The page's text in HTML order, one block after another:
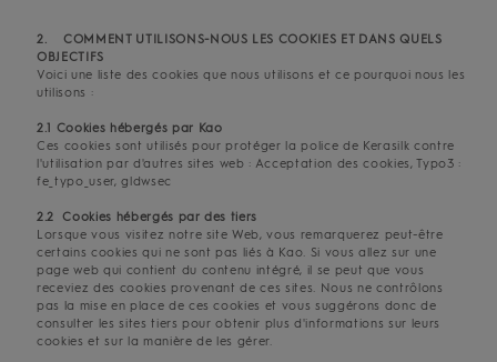
2. COMMENT UTILISONS-NOUS LES COOKIES ET DANS QUELS
OBJECTIFS
Voici une liste des cookies que nous utilisons et ce pourquoi nous les
utilisons :
2.1 Cookies hébergés par Kao
Ces cookies sont utilisés pour protéger la police de Kerasilk contre
l'utilisation par d'autres sites web : Acceptation des cookies, Typo3 :
fe_typo_user, gldwsec
2.2 Cookies hébergés par des tiers
Lorsque vous visitez notre site Web, vous remarquerez peut-être
certains cookies qui ne sont pas liés à Kao. Si vous allez sur une
page web qui contient du contenu intégré, il se peut que vous
receviez des cookies provenant de ces sites. Nous ne contrôlons
pas la mise en place de ces cookies et vous suggérons donc de
consulter les sites tiers pour obtenir plus d'informations sur leurs
cookies et sur la manière de les gérer.